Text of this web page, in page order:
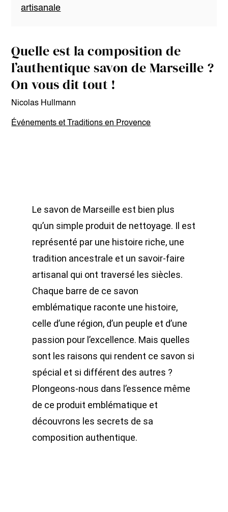
artisanale
Quelle est la composition de
l’authentique savon de Marseille ?
On vous dit tout !
Nicolas Hullmann
Événements et Traditions en Provence
Le savon de Marseille est bien plus
qu’un simple produit de nettoyage. Il est
représenté par une histoire riche, une
tradition ancestrale et un savoir-faire
artisanal qui ont traversé les siècles.
Chaque barre de ce savon
emblématique raconte une histoire,
celle d’une région, d’un peuple et d’une
passion pour l’excellence. Mais quelles
sont les raisons qui rendent ce savon si
spécial et si différent des autres ?
Plongeons-nous dans l’essence même
de ce produit emblématique et
découvrons les secrets de sa
composition authentique.